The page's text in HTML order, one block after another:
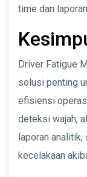
time dan
Driver Fatigue
solusi penting
efisiensi
deteksi wajah,
laporan
kecelakaan